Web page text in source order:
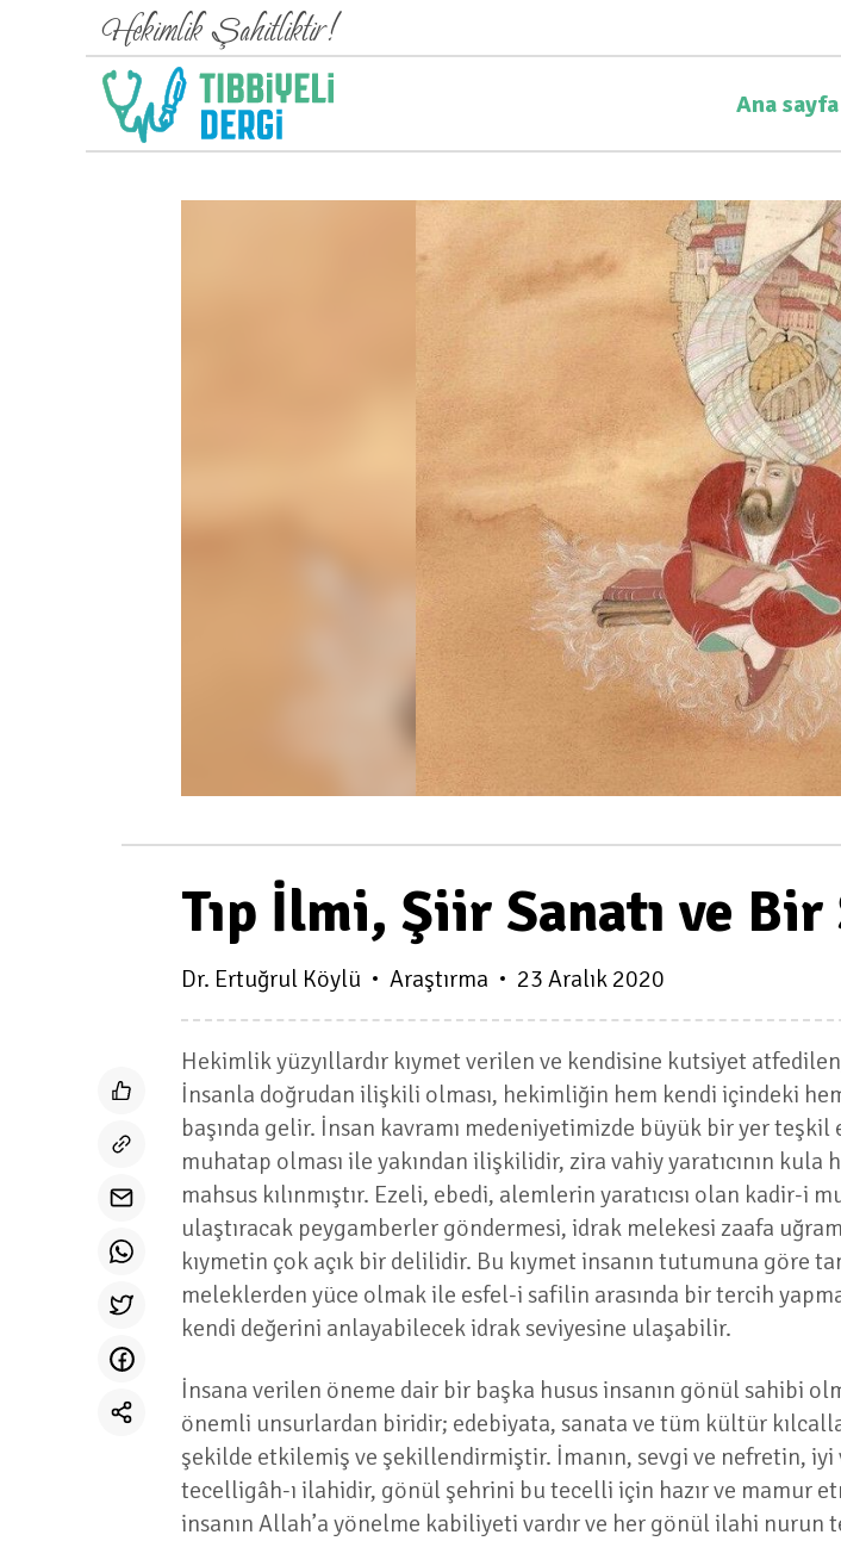
Hekimlik Şahitliktir!
Ana sayfa
Tıp İlmi, Şiir Sanatı ve
Dr. Ertuğrul Köylü Araştırma 23 Aralık 2020
Hekimlik yüzyıllardır kıymet verilen ve kendisine kutsiyet
İnsanla doğrudan ilişkili olması, hekimliğin hem kendi içindeki
başında gelir. İnsan kavramı medeniyetimizde büyük bir yer
muhatap olması ile yakından ilişkilidir, zira vahiy yaratıcının kula
mahsus kılınmıştır. Ezeli, ebedi, alemlerin yaratıcısı olan kadir-
ulaştıracak peygamberler göndermesi, idrak melekesi zaafa
kıymetin çok açık bir delilidir. Bu kıymet insanın tutumuna göre
meleklerden yüce olmak ile esfel-i safilin arasında bir tercih
kendi değerini anlayabilecek idrak seviyesine ulaşabilir.
İnsana verilen öneme dair bir başka husus insanın gönül sahibi
önemli unsurlardan biridir; edebiyata, sanata ve tüm kültür
şekilde etkilemiş ve şekillendirmiştir. İmanın, sevgi ve nefretin,
tecelligâh-ı ilahidir, gönül şehrini bu tecelli için hazır ve mamur
insanın Allah’a yönelme kabiliyeti vardır ve her gönül ilahi nurun